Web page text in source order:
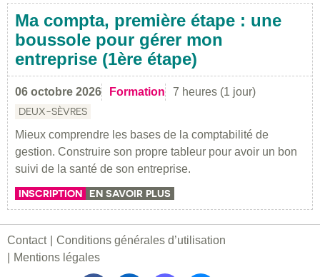
Ma compta, première étape : une
boussole pour gérer mon
entreprise (1ère étape)
06 octobre 2026 Formation 7 heures (1 jour)
DEUX-SÈVRES
Mieux comprendre les bases de la comptabilité de
gestion. Construire son propre tableur pour avoir un bon
suivi de la santé de son entreprise.
INSCRIPTION EN SAVOIR PLUS
Contact
Conditions générales d’utilisation
Mentions légales